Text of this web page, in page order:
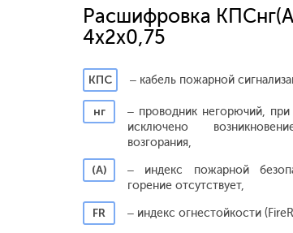
Расшифровка
4x2x0,75
КПС – кабель пожарной
нг
– проводник негорючий, при
исключено
возгорания,
(А)
– индекс пожарной
горение отсутствует,
FR
– индекс огнестойкости